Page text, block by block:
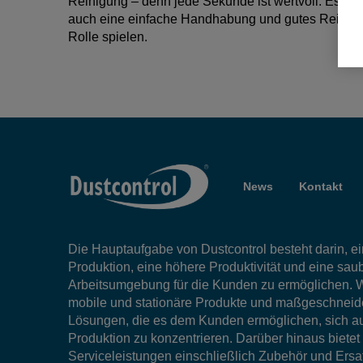
auch eine einfache Handhabung und gutes
Rolle spielen.
News Kontakt
Die Hauptaufgabe von Dustcontrol besteht darin,
Produktion, eine höhere Produktivität und eine
Arbeitsumgebung für die Kunden zu ermöglichen.
mobile und stationäre Produkte und
Lösungen, die es dem Kunden ermöglichen, sich
Produktion zu konzentrieren. Darüber hinaus bietet
Serviceleistungen einschließlich Zubehör und